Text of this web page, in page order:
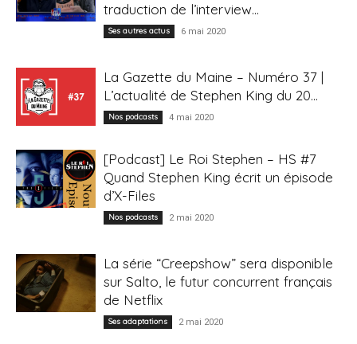
traduction de l’interview...
Ses autres actus 6 mai 2020
La Gazette du Maine – Numéro 37 |
L’actualité de Stephen King du 20...
Nos podcasts 4 mai 2020
[Podcast] Le Roi Stephen – HS #7
Quand Stephen King écrit un épisode
d’X-Files
Nos podcasts 2 mai 2020
La série “Creepshow” sera disponible
sur Salto, le futur concurrent français
de Netflix
Ses adaptations 2 mai 2020